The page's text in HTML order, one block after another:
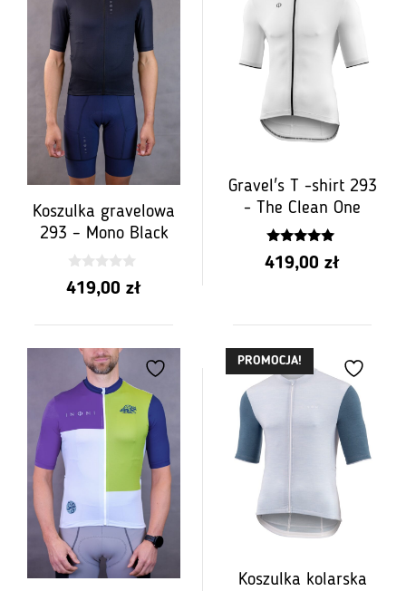
Koszulka gravelowa
293 – Mono Black
0
z
419,00 zł
Gravel's T -shirt 293
- The Clean One
5.00
z 5
419,00 zł
PROMOCJA!
Koszulka kolarska